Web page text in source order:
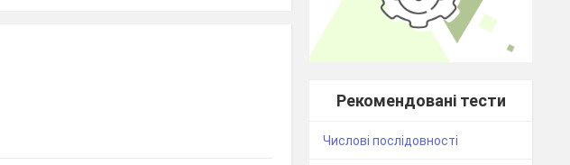
Рекомендовані тести
Числові послідовності